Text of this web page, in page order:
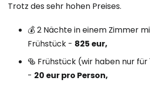
Trotz des sehr hohen Preises.
💰 2 Nächte in einem Zimmer
Frühstück - 825 eur,
🥯 Frühstück (wir haben nur
- 20 eur pro Person,